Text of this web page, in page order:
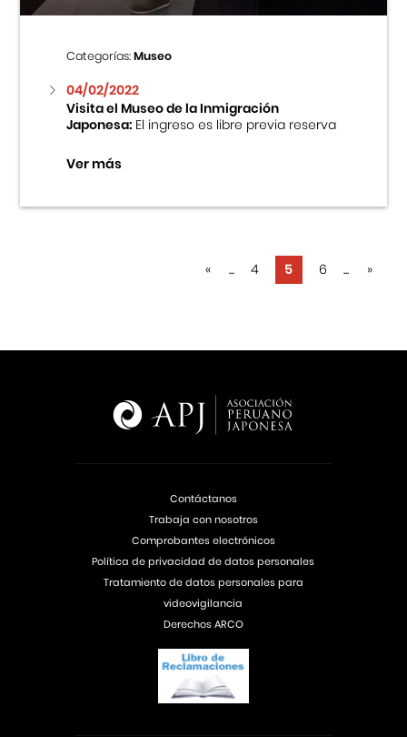
Categorías:Museo
04/02/2022
Visita el Museo de la Inmigración
Japonesa:El ingreso es libre previa reserva
Ver más
« ... 4 5 6 ... »
Contáctanos
Trabaja con nosotros
Comprobantes electrónicos
Política de privacidad de datos personales
Tratamiento de datos personales para
videovigilancia
Derechos ARCO